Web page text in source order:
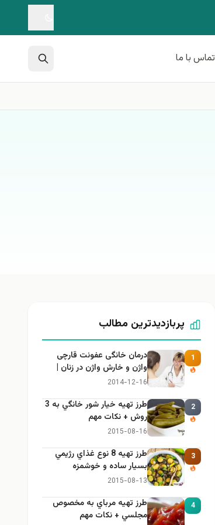
تماس با ما
پربازدیدترین مطالب
1
درمان خانگی عفونت قارچی
واژن و خارش واژن در زنان |
راهنمای کامل، ایمن و کاربردی
2014-12-16
2
طرز تهيه خیار شور خانگي به 3
روش + نكات مهم
2015-08-16
3
طرز تهيه 8 نوع غذاي رژيمي
بسيار ساده و خوشمزه
2015-08-13
4
طرز تهيه مرباي به مخصوص
مجلسي + نكات مهم